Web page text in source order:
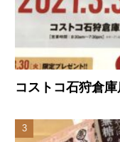
コストコ石狩倉